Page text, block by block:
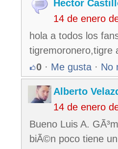
Hector
14 de enero
hola a todos los
tigremoronero,tigre
0 · Me gusta · No
Alberto
14 de enero
Bueno Luis A.
biÃ©n poco tiene